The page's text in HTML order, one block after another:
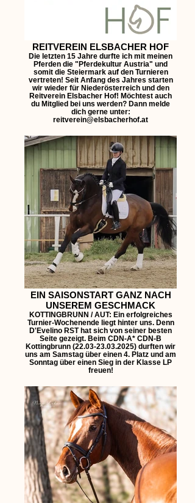
REITVEREIN ELSBACHER HOF
Die letzten 15 Jahre durfte ich mit meinen
Pferden die "Pferdekultur Austria" und
somit die Steiermark auf den Turnieren
vertreten! Seit Anfang des Jahres starten
wir wieder für Niederösterreich und den
Reitverein Elsbacher Hof! Möchtest auch
du Mitglied bei uns werden? Dann melde
dich gerne unter:
reitverein@elsbacherhof.at
EIN SAISONSTART GANZ NACH
UNSEREM GESCHMACK
KOTTINGBRUNN / AUT: Ein erfolgreiches
Turnier-Wochenende liegt hinter uns. Denn
D'Evelino RST hat sich von seiner besten
Seite gezeigt. Beim CDN-A* CDN-B
Kottingbrunn (22.03-23.03.2025) durften wir
uns am Samstag über einen 4. Platz und am
Sonntag über einen Sieg in der Klasse LP
freuen!